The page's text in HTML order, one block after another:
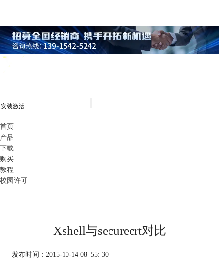
首页
产品
下载
购买
教程
校园许可
Xshell与securecrt对比
发布时间：2015-10-14 08: 55: 30